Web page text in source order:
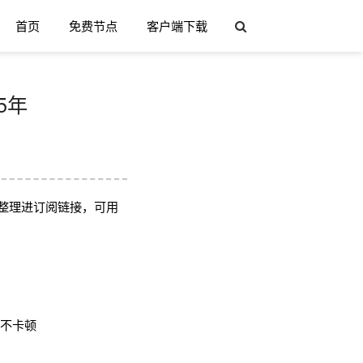
首页 免费节点 客户端下载
年
理进订阅链接，可用
卡顿